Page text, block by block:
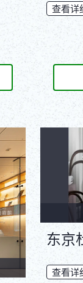
查看详
东京
查看详